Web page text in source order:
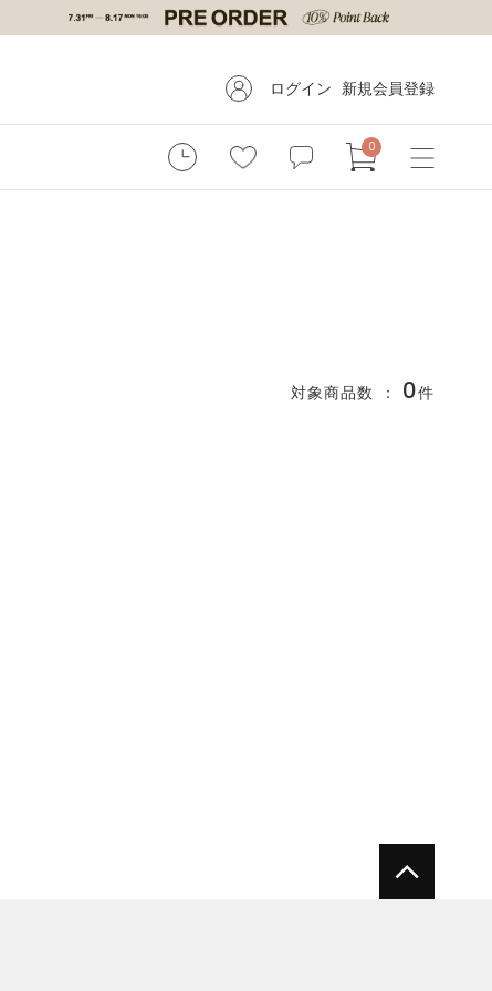
ログイン 新規会員登録
0
対象商品数 ： 0件